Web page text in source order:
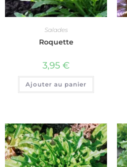
Salades
Roquette
3,95 €
Ajouter au panier